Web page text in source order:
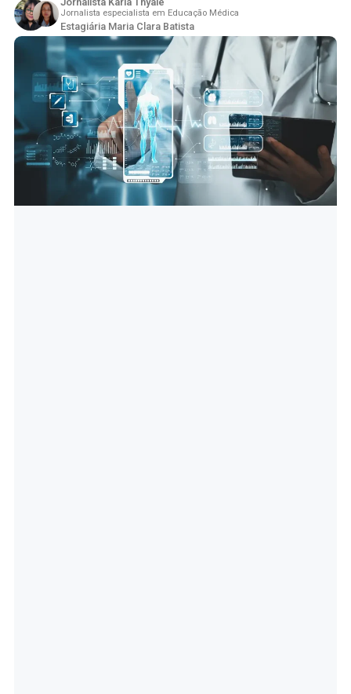
Jornalista especialista em Educação Médica
Estagiária Maria Clara Batista